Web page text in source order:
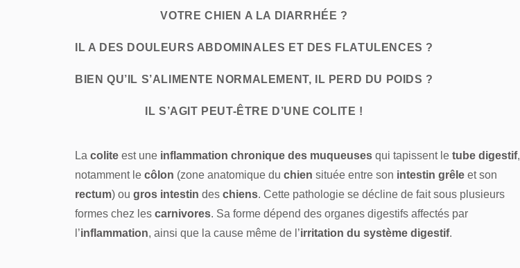
VOTRE CHIEN A LA DIARRHÉE ?
IL A DES DOULEURS ABDOMINALES ET DES FLATULENCES ?
BIEN QU’IL S’ALIMENTE NORMALEMENT, IL PERD DU POIDS ?
IL S’AGIT PEUT-ÊTRE D’UNE COLITE !
La colite est une inflammation chronique des muqueuses qui tapissent le tube digestif,
notamment le côlon (zone anatomique du chien située entre son intestin grêle et son
rectum) ou gros intestin des chiens. Cette pathologie se décline de fait sous plusieurs
formes chez les carnivores. Sa forme dépend des organes digestifs affectés par
l’inflammation, ainsi que la cause même de l’irritation du système digestif.